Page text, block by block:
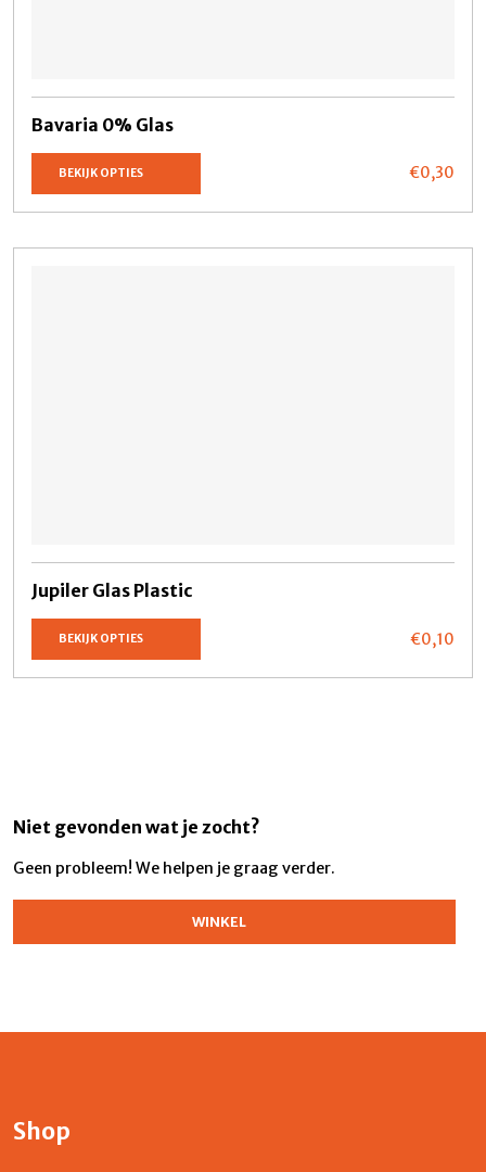
Bavaria 0% Glas
BEKIJK OPTIES €0,30
Jupiler Glas Plastic
BEKIJK OPTIES €0,10
Niet gevonden wat je zocht?
Geen probleem! We helpen je graag verder.
WINKEL
Shop